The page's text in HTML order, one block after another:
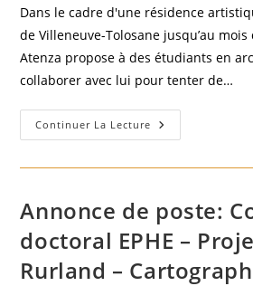
Dans le cadre d'une résidence
de Villeneuve-Tolosane jusqu’au
Atenza propose à des étudiants en
collaborer avec lui pour tenter de…
Continuer La Lecture Appel
À
Annonce de poste:
doctoral EPHE –
Rurland –